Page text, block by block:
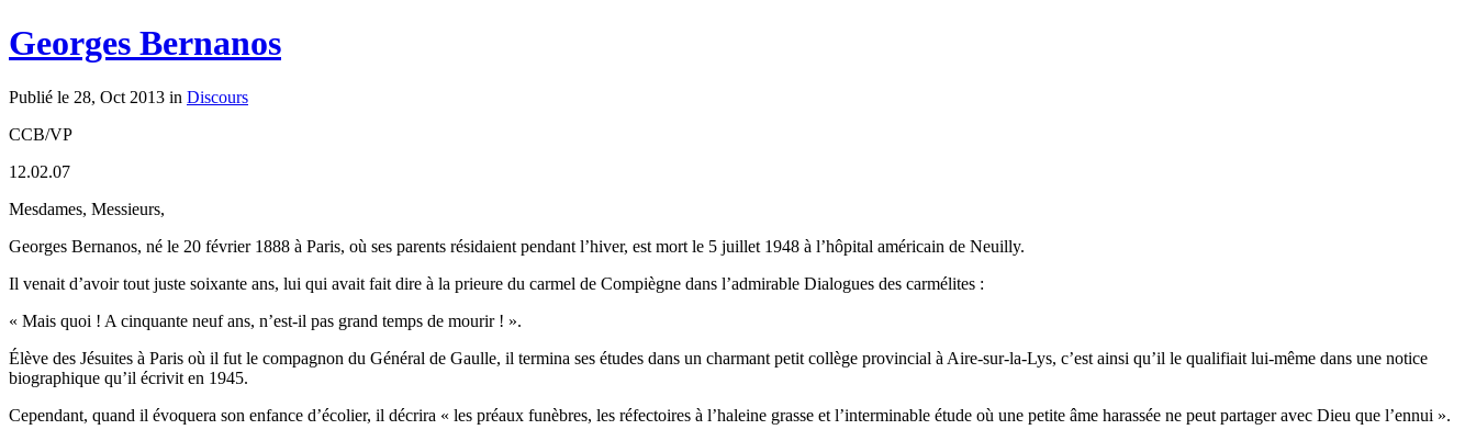
Georges Bernanos
Publié le 28, Oct 2013 in Discours
CCB/VP
12.02.07
Mesdames, Messieurs,
Georges Bernanos, né le 20 février 1888 à Paris, où ses parents résidaient pendant l’hiver, est mort le 5 juillet 1948 à l’hôpital américain de Neuilly.
Il venait d’avoir tout juste soixante ans, lui qui avait fait dire à la prieure du carmel de Compiègne dans l’admirable Dialogues des carmélites :
« Mais quoi ! A cinquante neuf ans, n’est-il pas grand temps de mourir ! ».
Élève des Jésuites à Paris où il fut le compagnon du Général de Gaulle, il termina ses études dans un charmant petit collège provincial à Aire-sur-la-Lys, c’est ainsi qu’il le qualifiait lui-même dans une notice
biographique qu’il écrivit en 1945.
Cependant, quand il évoquera son enfance d’écolier, il décrira « les préaux funèbres, les réfectoires à l’haleine grasse et l’interminable étude où une petite âme harassée ne peut partager avec Dieu que l’ennui ».